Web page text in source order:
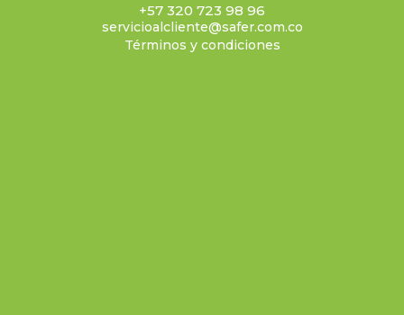
+57 320 723 98 96
servicioalcliente@safer.com.co
Términos y condiciones